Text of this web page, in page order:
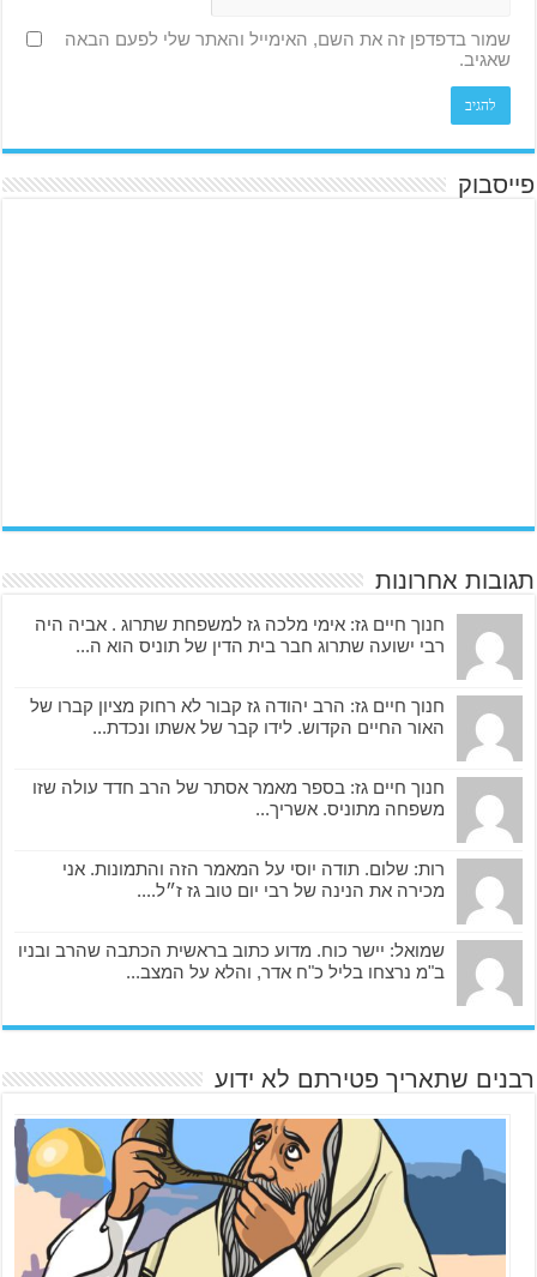
שמור בדפדפן זה את השם, האימייל והאתר שלי לפעם הבאה
שאגיב.
פייסבוק
תגובות אחרונות
חנוך חיים גז: אימי מלכה גז למשפחת שתרוג . אביה היה
רבי ישועה שתרוג חבר בית הדין של תוניס הוא ה...
חנוך חיים גז: הרב יהודה גז קבור לא רחוק מציון קברו של
האור החיים הקדוש. לידו קבר של אשתו ונכדת...
חנוך חיים גז: בספר מאמר אסתר של הרב חדד עולה שזו
משפחה מתוניס. אשריך...
רות: שלום. תודה יוסי על המאמר הזה והתמונות. אני
מכירה את הנינה של רבי יום טוב גז ז״ל....
שמואל: יישר כוח. מדוע כתוב בראשית הכתבה שהרב ובניו
ב"מ נרצחו בליל כ"ח אדר, והלא על המצב...
רבנים שתאריך פטירתם לא ידוע